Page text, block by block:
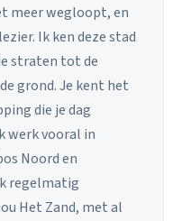
meer wegloopt, en
Ik ken deze stad
straten tot de
grond. Je kent het
die je dag
werk vooral in
Noord en
regelmatig
Het Zand, met al